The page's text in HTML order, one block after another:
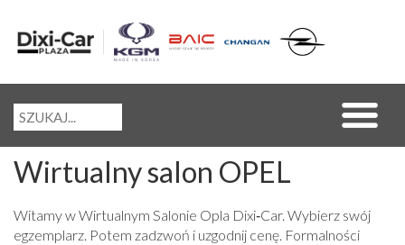
Wirtualny salon OPEL
Witamy w Wirtualnym Salonie Opla Dixi‑Car. Wybierz swój
egzemplarz. Potem zadzwoń i uzgodnij cenę. Formalności